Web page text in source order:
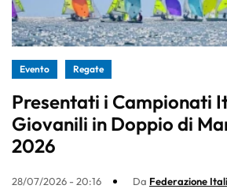
Evento Regate
Presentati i Campionati
Giovanili in Doppio di
2026
28/07/2026 - 20:16 Da Federazione